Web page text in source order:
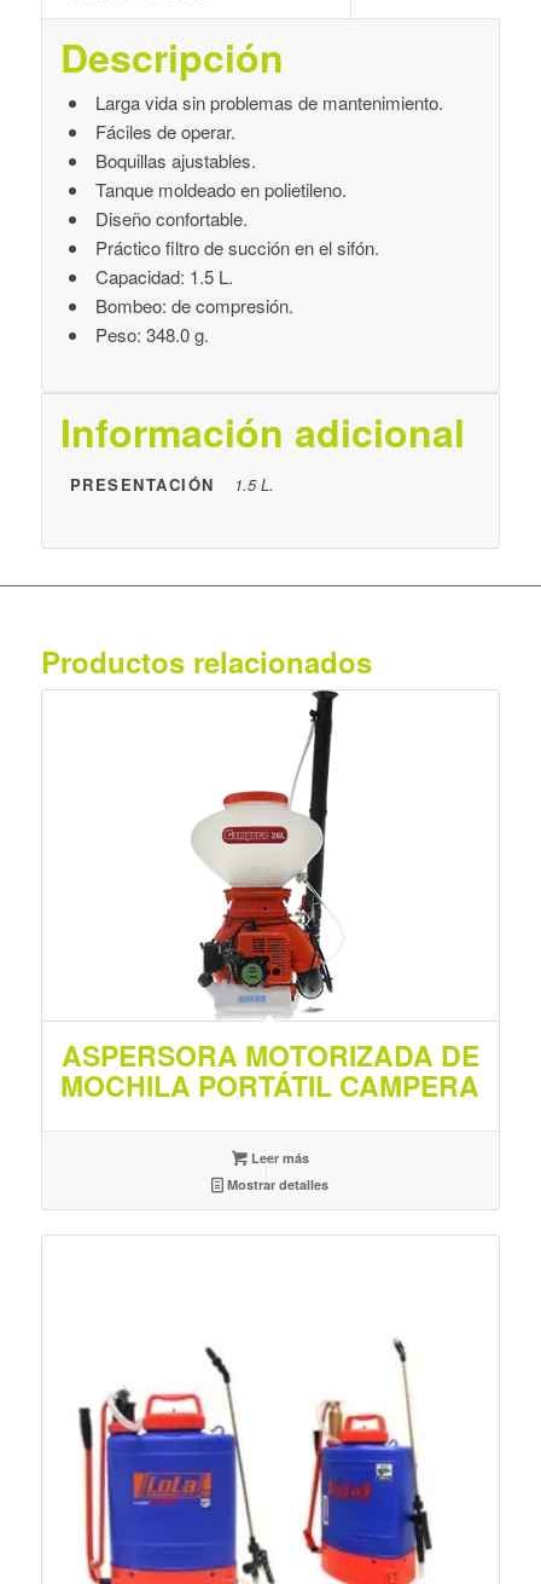
Descripción
Larga vida sin problemas de mantenimiento.
Fáciles de operar.
Boquillas ajustables.
Tanque moldeado en polietileno.
Diseño confortable.
Práctico filtro de succión en el sifón.
Capacidad: 1.5 L.
Bombeo: de compresión.
Peso: 348.0 g.
Información adicional
PRESENTACIÓN 1.5 L.
Productos relacionados
ASPERSORA MOTORIZADA DE
MOCHILA PORTÁTIL CAMPERA
Leer más
Mostrar detalles